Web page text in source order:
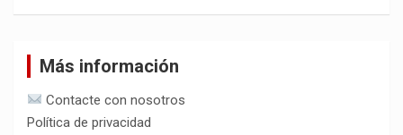
Más información
Contacte con nosotros
Política de privacidad